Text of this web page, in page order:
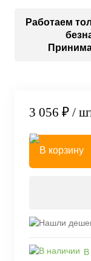
Работаем
3 056 ₽ /
В